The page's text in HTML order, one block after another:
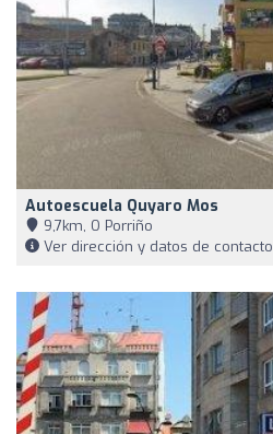
Autoescuela Quyaro Mos
9,7km, O Porriño
Ver dirección y datos de contacto